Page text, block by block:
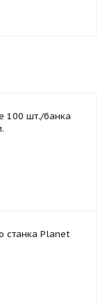
100 шт./банка
станка Planet